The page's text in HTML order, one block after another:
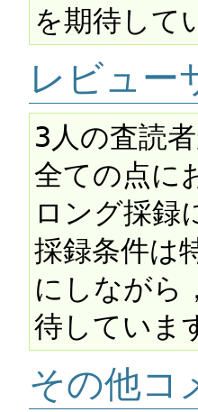
レビュー
3人の査読
全ての点に
ロング採録
採録条件は
にしながら
その他コ